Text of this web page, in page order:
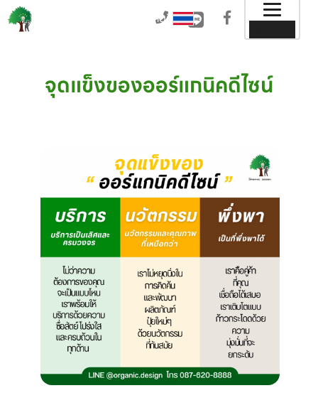
จุดแข็งของออร์แกนิคดีไซน์
Thai
Chinese
Hindi
Arabic
German
Italian
Spanish
Portuguese
French
Russian
Reset